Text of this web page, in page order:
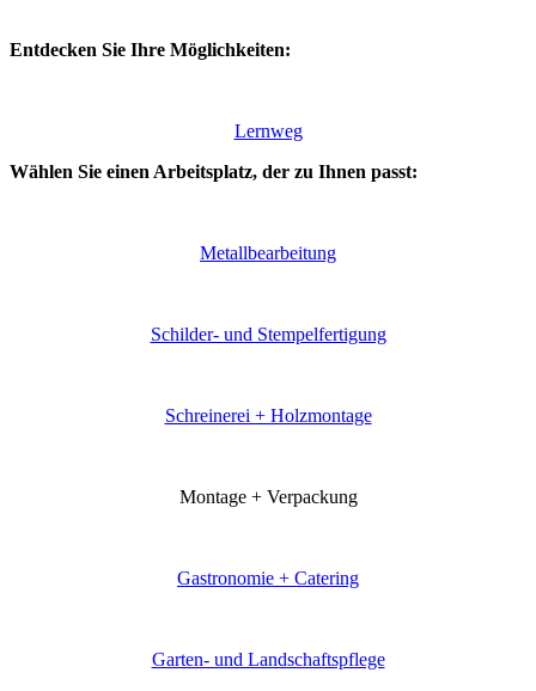
Entdecken Sie Ihre Möglichkeiten:
Lernweg
Wählen Sie einen Arbeitsplatz, der zu Ihnen passt:
Metallbearbeitung
Schilder- und Stempelfertigung
Schreinerei + Holzmontage
Montage + Verpackung
Gastronomie + Catering
Garten- und Landschaftspflege